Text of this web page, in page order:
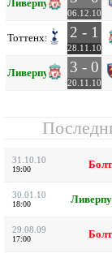
Ливерпуль
06.12.10
Тоттенхэм 2 - 1
28.11.10
Ливерпуль 3 - 0
20.11.10
31.10.10
19:00
30.01.10
18:00
29.08.09
17:00